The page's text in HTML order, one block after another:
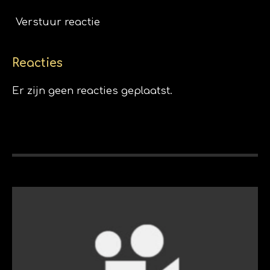
Verstuur reactie
Reacties
Er zijn geen reacties geplaatst.